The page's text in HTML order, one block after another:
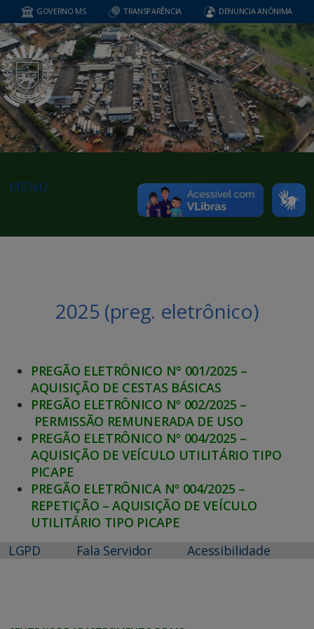
GOVERNO MS TRANSPARÊNCIA DENUNCIA ANÔNIMA
MENU
2025 (preg. eletrônico)
PREGÃO ELETRÔNICO N° 001/2025 –
AQUISIÇÃO DE CESTAS BÁSICAS
PREGÃO ELETRÔNICO Nº 002/2025 –
PERMISSÃO REMUNERADA DE USO
PREGÃO ELETRÔNICO Nº 004/2025 –
AQUISIÇÃO DE VEÍCULO UTILITÁRIO TIPO
PICAPE
PREGÃO ELETRÔNICA Nº 004/2025 –
REPETIÇÃO – AQUISIÇÃO DE VEÍCULO
UTILITÁRIO TIPO PICAPE
LGPD
Fala Servidor Acessibilidade